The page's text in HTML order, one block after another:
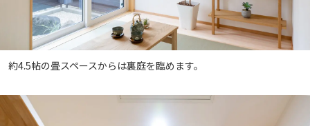
約4.5帖の畳スペースからは裏庭を臨めます。